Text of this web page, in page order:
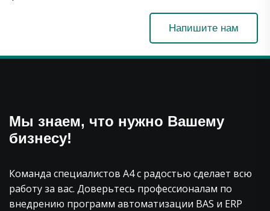
Напишите нам
Мы знаем, что нужно Вашему
бизнесу!
Команда специалистов А4 с радостью сделает всю
работу за вас. Доверьтесь профессионалам по
внедрению программ автоматизации BAS и ERP